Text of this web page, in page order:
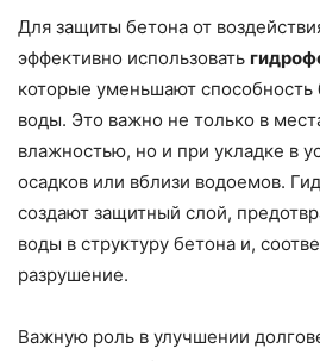
Для защиты бетона от
эффективно использовать
которые уменьшают
воды. Это важно не только в
влажностью, но и при укладке в
осадков или вблизи водоемов.
создают защитный слой,
воды в структуру бетона и,
разрушение.
Важную роль в улучшении